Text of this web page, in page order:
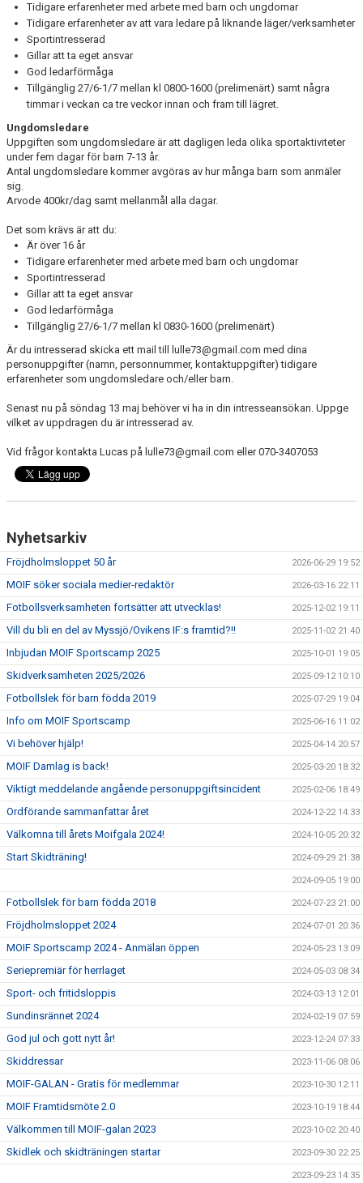
Tidigare erfarenheter med arbete med barn och ungdomar
Tidigare erfarenheter av att vara ledare på liknande läger/verksamheter
Sportintresserad
Gillar att ta eget ansvar
God ledarförmåga
Tillgänglig 27/6-1/7 mellan kl 0800-1600 (prelimenärt) samt några
timmar i veckan ca tre veckor innan och fram till lägret.
Ungdomsledare
Uppgiften som ungdomsledare är att dagligen leda olika sportaktiviteter
under fem dagar för barn 7-13 år.
Antal ungdomsledare kommer avgöras av hur många barn som anmäler
sig.
Arvode 400kr/dag samt mellanmål alla dagar.
Det som krävs är att du:
Är över 16 år
Tidigare erfarenheter med arbete med barn och ungdomar
Sportintresserad
Gillar att ta eget ansvar
God ledarförmåga
Tillgänglig 27/6-1/7 mellan kl 0830-1600 (prelimenärt)
Är du intresserad skicka ett mail till lulle73@gmail.com med dina
personuppgifter (namn, personnummer, kontaktuppgifter) tidigare
erfarenheter som ungdomsledare och/eller barn.
Senast nu på söndag 13 maj behöver vi ha in din intresseansökan. Uppge
vilket av uppdragen du är intresserad av.
Vid frågor kontakta Lucas på lulle73@gmail.com eller 070-3407053
Nyhetsarkiv
Fröjdholmsloppet 50 år 2026-06-29 19:52
MOIF söker sociala medier-redaktör 2026-03-16 22:11
Fotbollsverksamheten fortsätter att utvecklas! 2025-12-02 19:11
Vill du bli en del av Myssjö/Ovikens IF:s framtid?!! 2025-11-02 21:40
Inbjudan MOIF Sportscamp 2025 2025-10-01 19:05
Skidverksamheten 2025/2026 2025-09-12 10:10
Fotbollslek för barn födda 2019 2025-07-29 19:04
Info om MOIF Sportscamp 2025-06-16 11:02
Vi behöver hjälp! 2025-04-14 20:57
MOIF Damlag is back! 2025-03-20 18:32
Viktigt meddelande angående personuppgiftsincident 2025-02-06 18:49
Ordförande sammanfattar året 2024-12-22 14:33
Välkomna till årets Moifgala 2024! 2024-10-05 20:32
Start Skidträning! 2024-09-29 21:38
2024-09-05 19:00
Fotbollslek för barn födda 2018 2024-07-23 21:00
Fröjdholmsloppet 2024 2024-07-01 20:36
MOIF Sportscamp 2024 - Anmälan öppen 2024-05-23 13:09
Seriepremiär för herrlaget 2024-05-03 08:34
Sport- och fritidsloppis 2024-03-13 12:01
Sundinsrännet 2024 2024-02-19 07:59
God jul och gott nytt år! 2023-12-24 07:33
Skiddressar 2023-11-06 08:06
MOIF-GALAN - Gratis för medlemmar 2023-10-30 12:11
MOIF Framtidsmöte 2.0 2023-10-19 18:44
Välkommen till MOIF-galan 2023 2023-10-02 20:40
Skidlek och skidträningen startar 2023-09-30 22:25
2023-09-23 14:35